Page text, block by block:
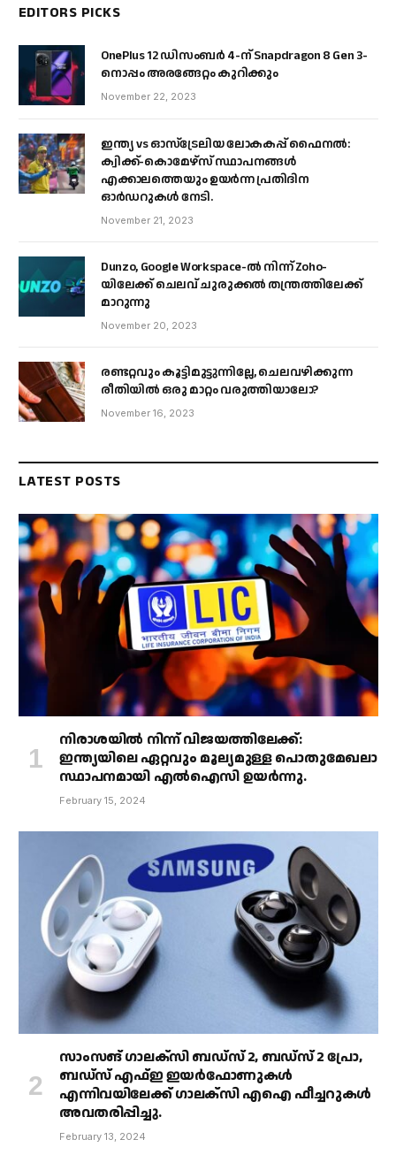
EDITORS PICKS
OnePlus 12 ഡിസംബർ 4-ന് Snapdragon 8 Gen 3-
നൊപ്പം അരങ്ങേറ്റം കുറിക്കും
November 22, 2023
ഇന്ത്യ vs ഓസ്‌ട്രേലിയ ലോകകപ്പ് ഫൈനൽ:
ക്വിക്ക്-കൊമേഴ്‌സ് സ്ഥാപനങ്ങൾ
എക്കാലത്തെയും ഉയർന്ന പ്രതിദിന
ഓർഡറുകൾ നേടി.
November 21, 2023
Dunzo, Google Workspace-ൽ നിന്ന് Zoho-
യിലേക്ക് ചെലവ് ചുരുക്കൽ തന്ത്രത്തിലേക്ക്
മാറുന്നു
November 20, 2023
രണ്ടറ്റവും കൂട്ടിമുട്ടുന്നില്ലേ, ചെലവഴിക്കുന്ന
രീതിയിൽ ഒരു മാറ്റം വരുത്തിയാലോ?
November 16, 2023
LATEST POSTS
നിരാശയിൽ നിന്ന് വിജയത്തിലേക്ക്:
ഇന്ത്യയിലെ ഏറ്റവും മൂല്യമുള്ള പൊതുമേഖലാ
സ്ഥാപനമായി എൽഐസി ഉയർന്നു.
February 15, 2024
സാംസങ് ഗാലക്‌സി ബഡ്‌സ് 2, ബഡ്‌സ് 2 പ്രോ,
ബഡ്‌സ് എഫ്ഇ ഇയർഫോണുകൾ
എന്നിവയിലേക്ക് ഗാലക്‌സി എഐ ഫീച്ചറുകൾ
അവതരിപ്പിച്ചു.
February 13, 2024